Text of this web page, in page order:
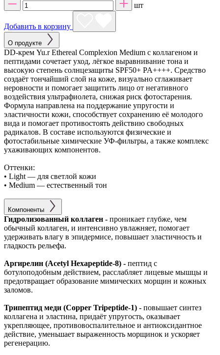
шт
Добавить в корзину
О продукте
DD-крем Yu.r Ethereal Complexion Medium с коллагеном и
пептидами сочетает уход, лёгкое выравнивание тона и
высокую степень солнцезащиты SPF50+ PA++++. Средство
создаёт тончайший слой на коже, визуально сглаживает
неровности и помогает защитить лицо от негативного
воздействия ультрафиолета, снижая риск фотостарения.
Формула направлена на поддержание упругости и
эластичности кожи, способствует сохранению её молодого
вида и помогает противостоять действию свободных
радикалов. В составе используются физические и
фотостабильные химические УФ-фильтры, а также комплекс
ухаживающих компонентов.
Оттенки:
• Light — для светлой кожи
• Medium — естественный тон
Компоненты
Гидролизованный коллаген - проникает глубже, чем
обычный коллаген, и интенсивно увлажняет, помогает
удерживать влагу в эпидермисе, повышает эластичность и
гладкость рельефа.
Аргирелин (Acetyl Hexapeptide-8) - пептид с
ботулоподобным действием, расслабляет лицевые мышцы и
предотвращает образование мимических морщин и кожных
заломов.
Трипептид меди (Copper Tripeptide-1) - повышает синтез
коллагена и эластина, придаёт упругость, оказывает
укрепляющее, противовоспалительное и антиоксидантное
действие, уменьшает выраженность морщинок и ускоряет
регенерацию.